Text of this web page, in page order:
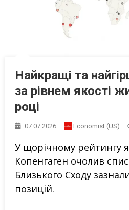
Найкращі та
за рівнем якості
році
07.07.2026 Economist (US)
У щорічному рейтингу
Копенгаген очолив
Близького Сходу
позицій.